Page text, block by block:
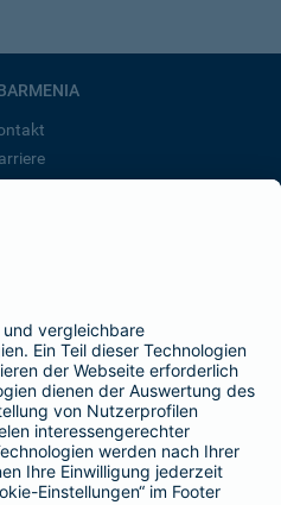
BarmeniaGothaer
SEITEN